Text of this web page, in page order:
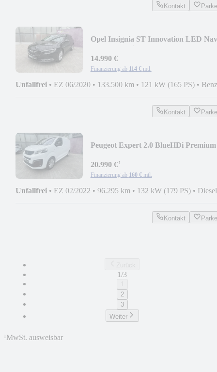
Kontakt
Opel Insignia ST Innovation LED Nav
14.990 €
Finanzierung ab 114 € mtl.
Unfallfrei • EZ 06/2020 • 133.500 km • 121 kW (165 PS) •
Kontakt
Peugeot Expert 2.0 BlueHDi Premium
20.990 €¹
Finanzierung ab 160 € mtl.
Unfallfrei • EZ 02/2022 • 96.295 km • 132 kW (179 PS) • Diesel
Kontakt
1/3
2
3
Weiter
¹MwSt. ausweisbar